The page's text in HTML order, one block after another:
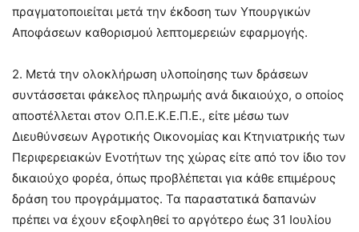
πραγµατοποιείται µετά την έκδοση των Υπουργικών
Αποφάσεων καθορισµού λεπτοµερειών εφαρµογής.
2. Μετά την ολοκλήρωση υλοποίησης των δράσεων
συντάσσεται φάκελος πληρωµής ανά δικαιούχο, ο οποίος
αποστέλλεται στον Ο.Π.Ε.Κ.Ε.Π.Ε., είτε µέσω των
∆ιευθύνσεων Αγροτικής Οικονοµίας και Κτηνιατρικής των
Περιφερειακών Ενοτήτων της χώρας είτε από τον ίδιο τον
δικαιούχο φορέα, όπως προβλέπεται για κάθε επιµέρους
δράση του προγράµµατος. Τα παραστατικά δαπανών
πρέπει να έχουν εξοφληθεί το αργότερο έως 31 Ιουλίου